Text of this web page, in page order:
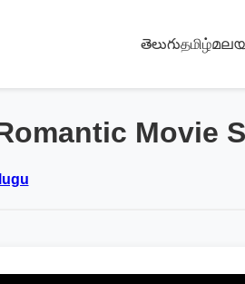
తెలుగుதமிழ்
Movie